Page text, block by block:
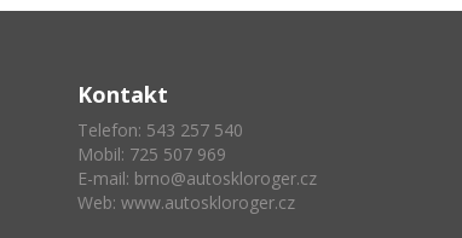
Kontakt
Telefon: 543 257 540
Mobil: 725 507 969
E-mail: brno@autoskloroger.cz
Web: www.autoskloroger.cz